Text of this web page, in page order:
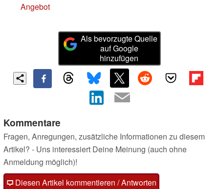
Angebot
Als bevorzugte Quelle
auf Google
hinzufügen
Kommentare
Fragen, Anregungen, zusätzliche Informationen zu diesem
Artikel? - Uns interessiert Deine Meinung (auch ohne
Anmeldung möglich)!
Diesen Artikel kommentieren / Antworten